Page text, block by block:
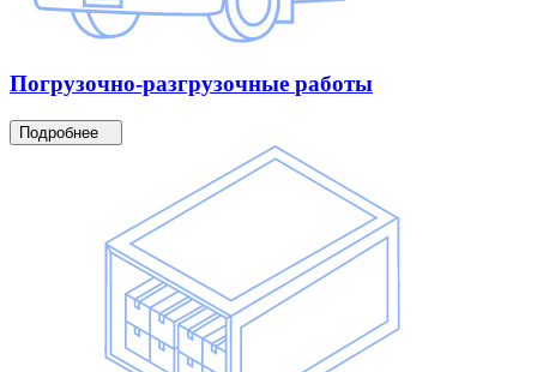
Погрузочно-разгрузочные работы
Подробнее